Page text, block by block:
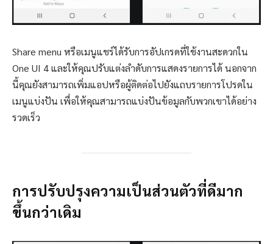
Share menu หรือเมนูแชร์ได้รับการอัปเกรดที่ใช้งานสะดวกใน
One UI 4 และให้คุณปรับแต่งลำดับการแสดงรายการได้ นอกจาก
นี้คุณยังสามารถเพิ่มแอปหรือผู้ติดต่อไปยังแถบรายการโปรดใน
เมนูแบ่งปัน เพื่อให้คุณสามารถแบ่งปันข้อมูลกับพวกเขาได้อย่าง
รวดเร็ว
การปรับปรุงความเป็นส่วนตัวที่ดีมาก
ขึ้นกว่าเดิม